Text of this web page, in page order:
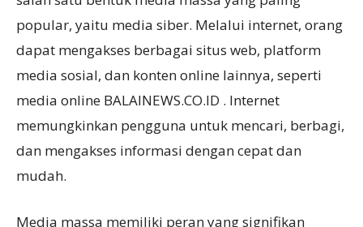
popular, yaitu media siber. Melalui internet, orang
dapat mengakses berbagai situs web, platform
media sosial, dan konten online lainnya, seperti
media online BALAINEWS.CO.ID . Internet
memungkinkan pengguna untuk mencari, berbagi,
dan mengakses informasi dengan cepat dan
mudah.
Media massa memiliki peran yang signifikan